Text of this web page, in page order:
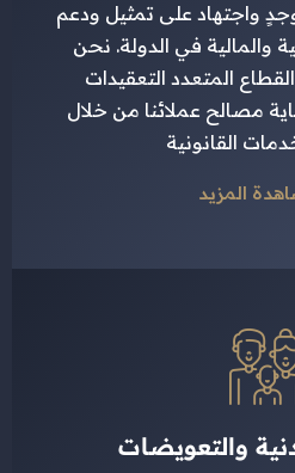
واجتهاد على تمثيل ودعم
في الدولة. نحن
المتعدد التعقيدات
مصالح عملائنا من خلال
القانونية
المزيد
والتعويضات